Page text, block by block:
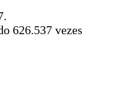
626.537 vezes